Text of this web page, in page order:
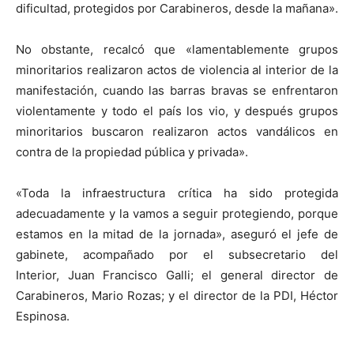
dificultad, protegidos por Carabineros, desde la mañana».
No obstante, recalcó que «lamentablemente grupos
minoritarios realizaron actos de violencia al interior de la
manifestación, cuando las barras bravas se enfrentaron
violentamente y todo el país los vio, y después grupos
minoritarios buscaron realizaron actos vandálicos en
contra de la propiedad pública y privada».
«Toda la infraestructura crítica ha sido protegida
adecuadamente y la vamos a seguir protegiendo, porque
estamos en la mitad de la jornada», aseguró el jefe de
gabinete, acompañado por el subsecretario del
Interior, Juan Francisco Galli; el general director de
Carabineros, Mario Rozas; y el director de la PDI, Héctor
Espinosa.